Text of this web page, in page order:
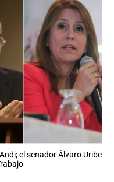
el senador Álvaro Uribe